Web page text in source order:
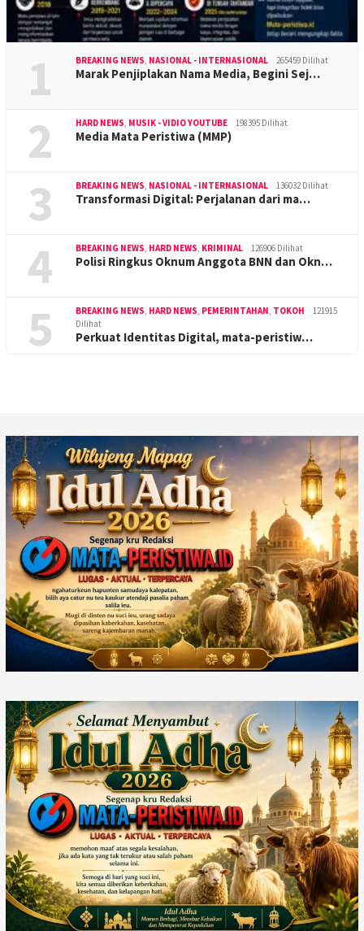
1 BREAKING NEWS, NASIONAL - INTERNASIONAL 265459 Dilihat
Marak Penjiplakan Nama Media, Begini Sej…
2 HARD NEWS, MUSIK - VIDIO YOUTUBE 198395 Dilihat
Media Mata Peristiwa (MMP)
3 BREAKING NEWS, NASIONAL - INTERNASIONAL 136032 Dilihat
Transformasi Digital: Perjalanan dari ma…
4 BREAKING NEWS, HARD NEWS, KRIMINAL 126906 Dilihat
Polisi Ringkus Oknum Anggota BNN dan Okn…
5 BREAKING NEWS, HARD NEWS, PEMERINTAHAN, TOKOH
121915
Dilihat
Perkuat Identitas Digital, mata-peristiw…